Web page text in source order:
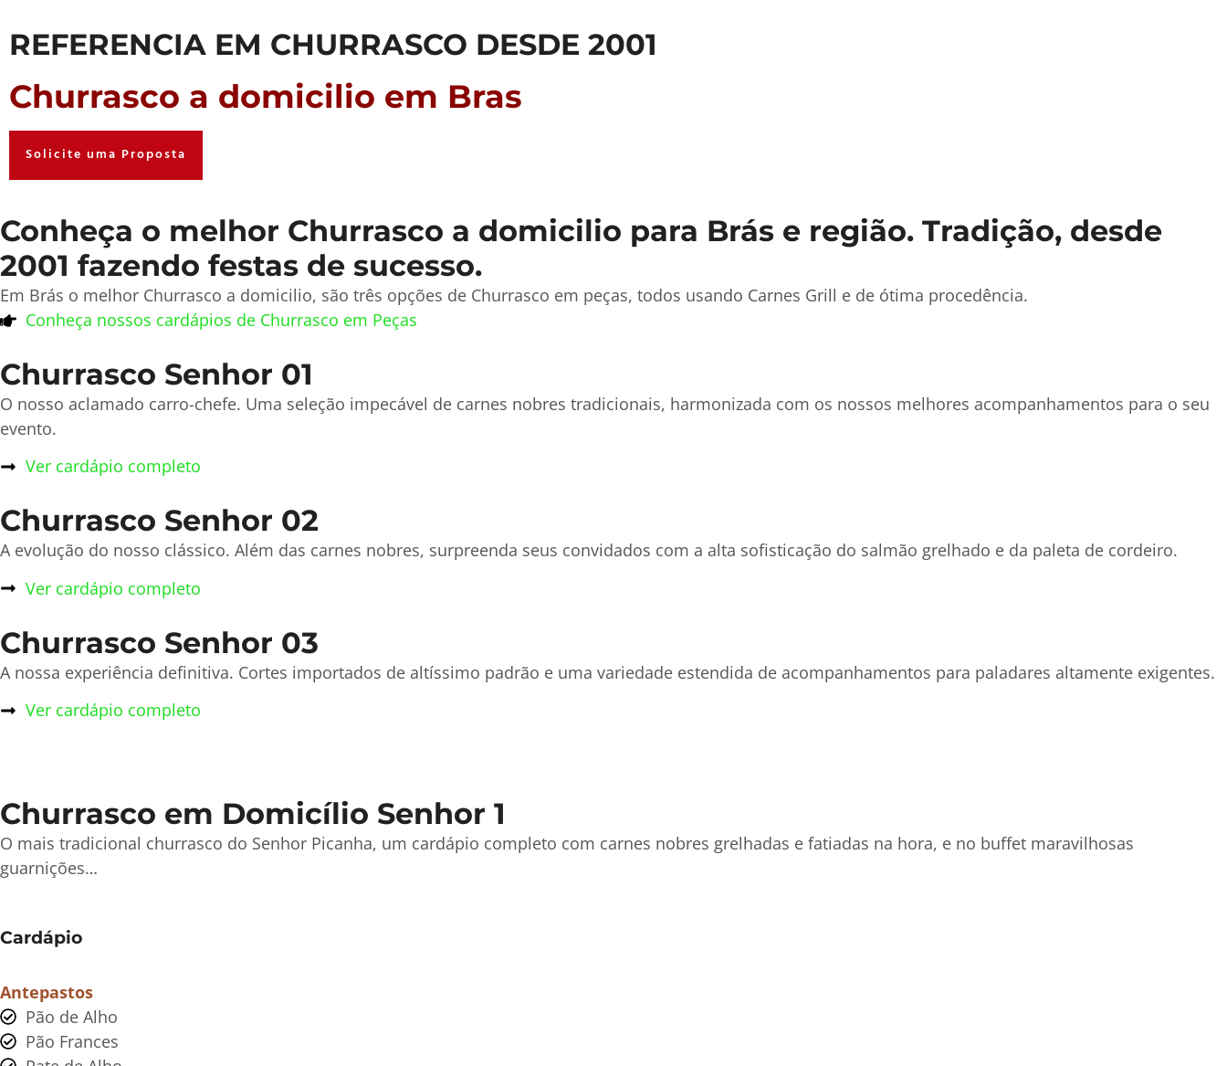
REFERENCIA EM CHURRASCO DESDE 2001
Churrasco a domicilio em Bras
Solicite uma Proposta
Conheça o melhor Churrasco a domicilio para Brás e região. Tradição, desde
2001 fazendo festas de sucesso.
Em Brás o melhor Churrasco a domicilio, são três opções de Churrasco em peças, todos usando Carnes Grill e de ótima procedência.
Conheça nossos cardápios de Churrasco em Peças
Churrasco Senhor 01
O nosso aclamado carro-chefe. Uma seleção impecável de carnes nobres tradicionais, harmonizada com os nossos melhores acompanhamentos para o seu
evento.
Ver cardápio completo
Churrasco Senhor 02
A evolução do nosso clássico. Além das carnes nobres, surpreenda seus convidados com a alta sofisticação do salmão grelhado e da paleta de cordeiro.
Ver cardápio completo
Churrasco Senhor 03
A nossa experiência definitiva. Cortes importados de altíssimo padrão e uma variedade estendida de acompanhamentos para paladares altamente exigentes.
Ver cardápio completo
Churrasco em Domicílio Senhor 1
O mais tradicional churrasco do Senhor Picanha, um cardápio completo com carnes nobres grelhadas e fatiadas na hora, e no buffet maravilhosas
guarnições…
Cardápio
Antepastos
Pão de Alho
Pão Frances